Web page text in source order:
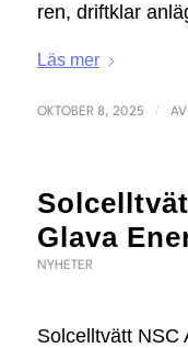
ren, driftklar
Läs mer
OKTOBER 8, 2025 / AV
Glava
NYHETER
Solcelltvätt NSC